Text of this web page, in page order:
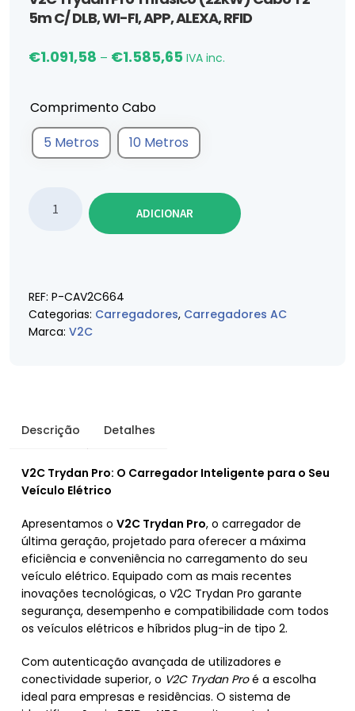
5m C/ DLB, WI-FI, APP, ALEXA, RFID
€1.091,58 – €1.585,65 Price range: €1.091,58
IVA inc.
Comprimento Cabo
5 Metros
10 Metros
Quantidade de V2C Trydan Pro Trifásico (22kW)
ADICIONAR
REF: P-CAV2C664
Categorias: Carregadores, Carregadores AC
Marca: V2C
Descrição Detalhes
V2C Trydan Pro: O Carregador Inteligente para o Seu
Veículo Elétrico
Apresentamos o V2C Trydan Pro, o carregador de
última geração, projetado para oferecer a máxima
eficiência e conveniência no carregamento do seu
veículo elétrico. Equipado com as mais recentes
inovações tecnológicas, o V2C Trydan Pro garante
segurança, desempenho e compatibilidade com todos
os veículos elétricos e híbridos plug-in de tipo 2.
Com autenticação avançada de utilizadores e
conectividade superior, o V2C Trydan Proé a escolha
ideal para empresas e residências. O sistema de